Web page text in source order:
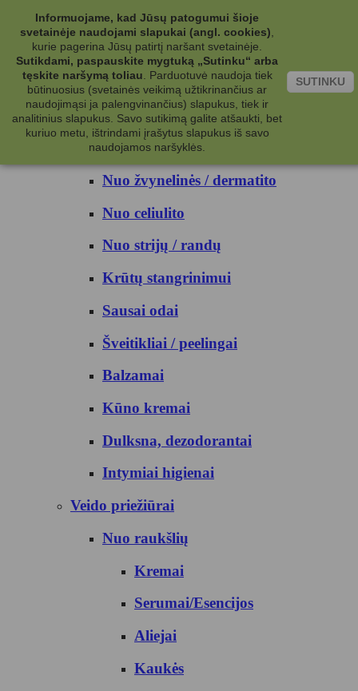
Kategorijos
Kosmetika
Kūno priežiūrai
Nuo prakaito
Kūno prausikliai
Nuo žvynelinės / dermatito
Nuo celiulito
Nuo strijų / randų
Krūtų stangrinimui
Sausai odai
Šveitikliai / peelingai
Balzamai
Kūno kremai
Dulksna, dezodorantai
Intymiai higienai
Veido priežiūrai
Nuo raukšlių
Kremai
Serumai/Esencijos
Aliejai
Kaukės
Informuojame, kad Jūsų patogumui šioje
svetainėje naudojami slapukai (angl. cookies)
kurie pagerina Jūsų patirtį naršant svetainėje.
Sutikdami, paspauskite mygtuką „Sutinku“ arba
tęskite naršymą toliau
Parduotuvė naudoja tiek
būtinuosius (svetainės veikimą užtikrinančius ar
naudojimąsi ja palengvinančius) slapukus, tiek ir
analitinius slapukus. Savo sutikimą galite atšaukti, bet
kuriuo metu, ištrindami įrašytus slapukus iš savo
naudojamos naršyklės.
SUTINKU